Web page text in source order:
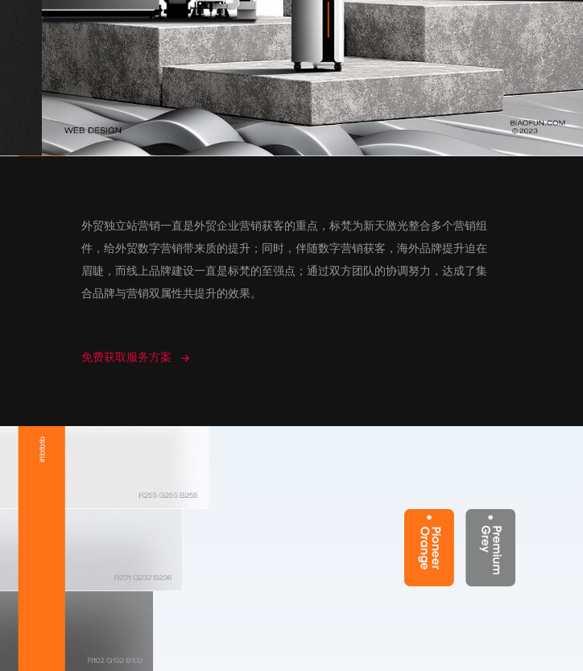
外贸独立站营销一直是外贸企业营销获客的重点，标梵为新天激光整合多个营销组
件，给外贸数字营销带来质的提升；同时，伴随数字营销获客，海外品牌提升迫在
眉睫，而线上品牌建设一直是标梵的至强点；通过双方团队的协调努力，达成了集
合品牌与营销双属性共提升的效果。
免费获取服务方案